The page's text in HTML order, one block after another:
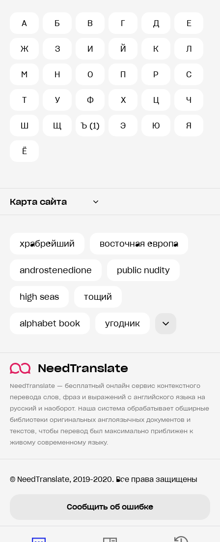
А Б В Г Д Е
Ж З И Й К Л
М Н О П Р С
Т У Ф Х Ц Ч
Ш Щ Ъ (1) Э Ю Я
Ё
Карта сайта
храбрейший восточная европа
androstenedione public nudity
high seas тощий
alphabet book угодник
NeedTranslate
NeedTranslate — бесплатный онлайн сервис контекстного
перевода слов, фраз и выражений с английского языка на
русский и наоборот. Наша система обрабатывает обширные
библиотеки оригинальных англоязычных документов и
текстов, чтобы перевод был максимально приближен к
живому современному языку.
© NeedTranslate, 2019-2020. Все права защищены
Сообщить об ошибке